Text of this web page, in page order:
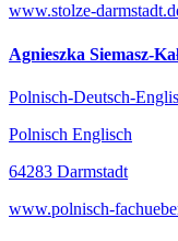
www.stolze-
Agnieszka Siemasz-
Polnisch-Deutsch-
Polnisch Englisch
64283 Darmstadt
www.polnisch-